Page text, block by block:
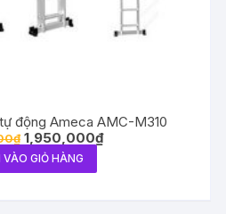
động Ameca AMC-M310
₫ 1,950,000₫
VÀO GIỎ HÀNG